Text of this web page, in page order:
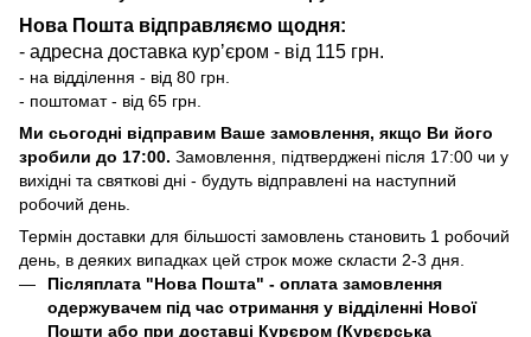
Нова Пошта відправляємо щодня:
- адресна доставка курʼєром - від 115 грн.
- на відділення - від 80 грн.
- поштомат - від 65 грн.
Ми сьогодні відправим Ваше замовлення, якщо Ви його
зробили до 17:00. Замовлення, підтверджені після 17:00 чи у
вихідні та святкові дні - будуть відправлені на наступний
робочий день.
Термін доставки для більшості замовлень становить 1 робочий
день, в деяких випадках цей строк може скласти 2-3 дня.
Післяплата "Нова Пошта" - оплата замовлення
одержувачем під час отримання у відділенні Нової
Пошти або при доставці Курєром (Курєрська